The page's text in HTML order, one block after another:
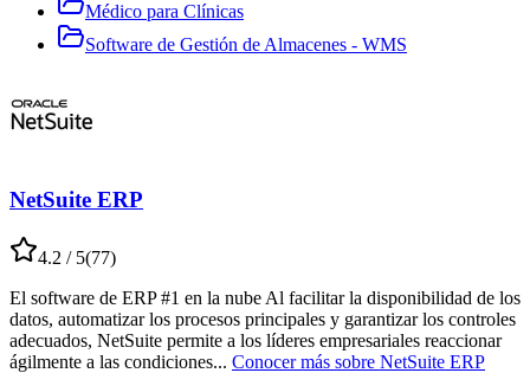
Médico para Clínicas
Software de Gestión de Almacenes - WMS
NetSuite ERP
4.2 / 5(77)
El software de ERP #1 en la nube Al facilitar la disponibilidad de los
datos, automatizar los procesos principales y garantizar los controles
adecuados, NetSuite permite a los líderes empresariales reaccionar
ágilmente a las condiciones... Conocer más sobre NetSuite ERP